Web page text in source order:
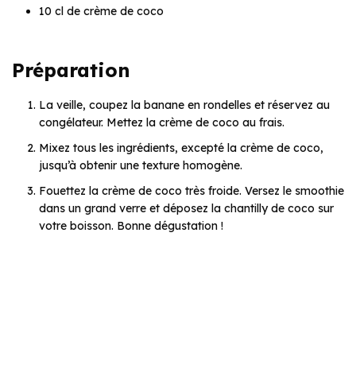
10 cl de crème de coco
Préparation
La veille, coupez la banane en rondelles et réservez au
congélateur. Mettez la crème de coco au frais.
Mixez tous les ingrédients, excepté la crème de coco,
jusqu’à obtenir une texture homogène.
Fouettez la crème de coco très froide. Versez le smoothie
dans un grand verre et déposez la chantilly de coco sur
votre boisson. Bonne dégustation !